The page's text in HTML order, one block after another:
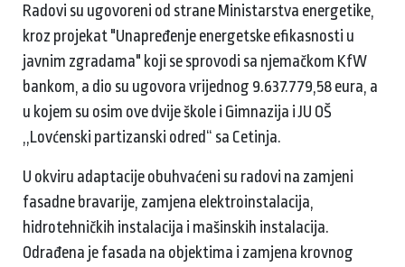
Radovi su ugovoreni od strane Ministarstva energetike,
kroz projekat "Unapređenje energetske efikasnosti u
javnim zgradama" koji se sprovodi sa njemačkom KfW
bankom, a dio su ugovora vrijednog 9.637.779,58 eura, a
u kojem su osim ove dvije škole i Gimnazija i JU OŠ
,,Lovćenski partizanski odred“ sa Cetinja.
U okviru adaptacije obuhvaćeni su radovi na zamjeni
fasadne bravarije, zamjena elektroinstalacija,
hidrotehničkih instalacija i mašinskih instalacija.
Odrađena je fasada na objektima i zamjena krovnog